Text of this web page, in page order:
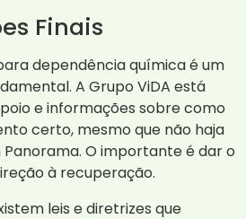
Finais
dependência química é um
A Grupo ViDA está
e informações sobre como
certo, mesmo que não haja
O importante é dar o
à recuperação.
leis e diretrizes que